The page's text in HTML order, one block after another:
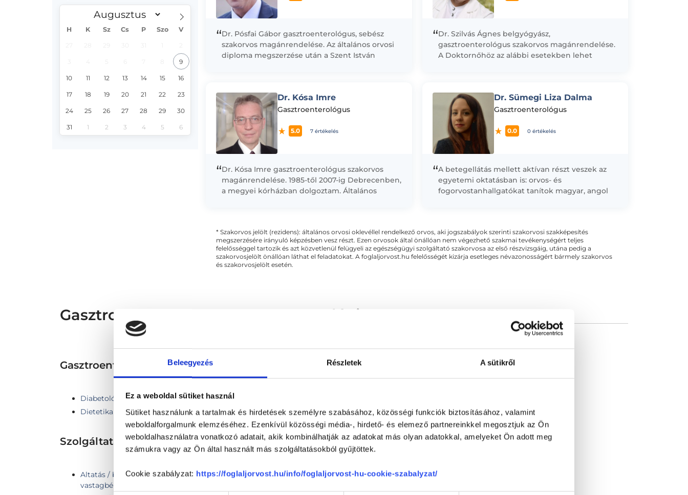
Beleegyezés Részletek A sütikről
Ez a weboldal sütiket használ
Sütiket használunk a tartalmak és hirdetések személyre szabásához, közösségi funkciók biztosításához, valamint
weboldalforgalmunk elemzéséhez. Ezenkívül közösségi média-, hirdető- és elemező partnereinkkel megosztjuk az Ön
weboldalhasználatra vonatkozó adatait, akik kombinálhatják az adatokat más olyan adatokkal, amelyeket Ön adott meg
számukra vagy az Ön által használt más szolgáltatásokból gyűjtöttek.
Cookie szabályzat: https://foglaljorvost.hu/info/foglaljorvost-hu-cookie-szabalyzat/
H K Sz Cs P Szo V
9
10 11 12 13 14 15 16
17 18 19 20 21 22 23
24 25 26 27 28 29 30
31 1 2 3 4 5 6
“Dr. Pósfai Gábor gasztroenterológus, sebész
szakorvos magánrendelése. Az általános orvosi
diploma megszerzése után a Szent István
“Dr. Szilvás Ágnes belgyógyász,
gasztroenterológus szakorvos magánrendelése.
A Doktornőhöz az alábbi esetekben lehet
Dr. Kósa Imre
Gasztroenterológus
5.0 7 értékelés
“Dr. Kósa Imre gasztroenterológus szakorvos
magánrendelése. 1985-től 2007-ig Debrecenben,
a megyei kórházban dolgoztam. Általános
Dr. Sümegi Liza Dalma
Gasztroenterológus
0.0 0 értékelés
“A betegellátás mellett aktívan részt veszek az
egyetemi oktatásban is: orvos- és
fogorvostanhallgatókat tanítok magyar, angol
* Szakorvos jelölt (rezidens): általános orvosi oklevéllel rendelkező orvos, aki jogszabályok szerinti szakorvosi szakképesítés
megszerzésére irányuló képzésben vesz részt. Ezen orvosok által önállóan nem végezhető szakmai tevékenységért teljes
felelősséggel tartozik és azt közvetlenül felügyeli az egészségügyi szolgáltató szakorvosa az első részvizsgáig, utána pedig a
szakorvosjelölt önállóan láthat el feladatokat. A foglaljorvost.hu felelősségét kizárja esetleges névazonosságért bármely szakorvos
és szakorvosjelölt esetén.
Gasztroenterológus - Gasztroenterológia
Gasztroenterológia TERÜLETHEZ KAPCSOLÓDÓ SZAKTERÜLETEK
Diabetológia
Dietetika
Szolgáltatások
Altatás / bódítás együlésben végzett gyomortükrözéshez és
vastagbéltükrözéshez
Gyomortükrözés